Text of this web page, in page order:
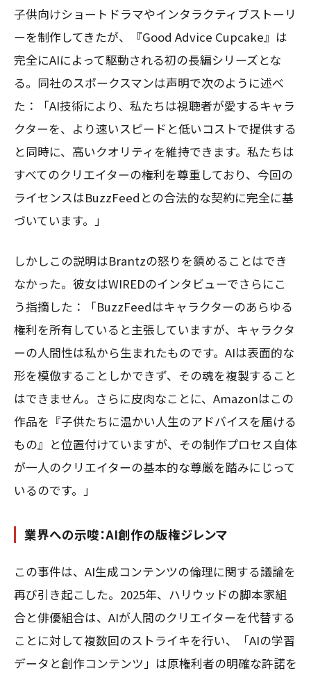
子供向けショートドラマやインタラクティブストーリ
ーを制作してきたが、『Good Advice Cupcake』は
完全にAIによって駆動される初の長編シリーズとな
る。同社のスポークスマンは声明で次のように述べ
た：「AI技術により、私たちは視聴者が愛するキャラ
クターを、より速いスピードと低いコストで提供する
と同時に、高いクオリティを維持できます。私たちは
すべてのクリエイターの権利を尊重しており、今回の
ライセンスはBuzzFeedとの合法的な契約に完全に基
づいています。」
しかしこの説明はBrantzの怒りを鎮めることはでき
なかった。彼女はWIREDのインタビューでさらにこ
う指摘した：「BuzzFeedはキャラクターのあらゆる
権利を所有していると主張していますが、キャラクタ
ーの人間性は私から生まれたものです。AIは表面的な
形を模倣することしかできず、その魂を複製すること
はできません。さらに皮肉なことに、Amazonはこの
作品を『子供たちに温かい人生のアドバイスを届ける
もの』と位置付けていますが、その制作プロセス自体
が一人のクリエイターの基本的な尊厳を踏みにじって
いるのです。」
業界への示唆：AI創作の版権ジレンマ
この事件は、AI生成コンテンツの倫理に関する議論を
再び引き起こした。2025年、ハリウッドの脚本家組
合と俳優組合は、AIが人間のクリエイターを代替する
ことに対して複数回のストライキを行い、「AIの学習
データと創作コンテンツ」は原権利者の明確な許諾を